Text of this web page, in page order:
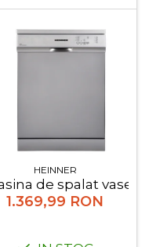
HDW-
HEINNER
de spalat vase
1.369,99 RON